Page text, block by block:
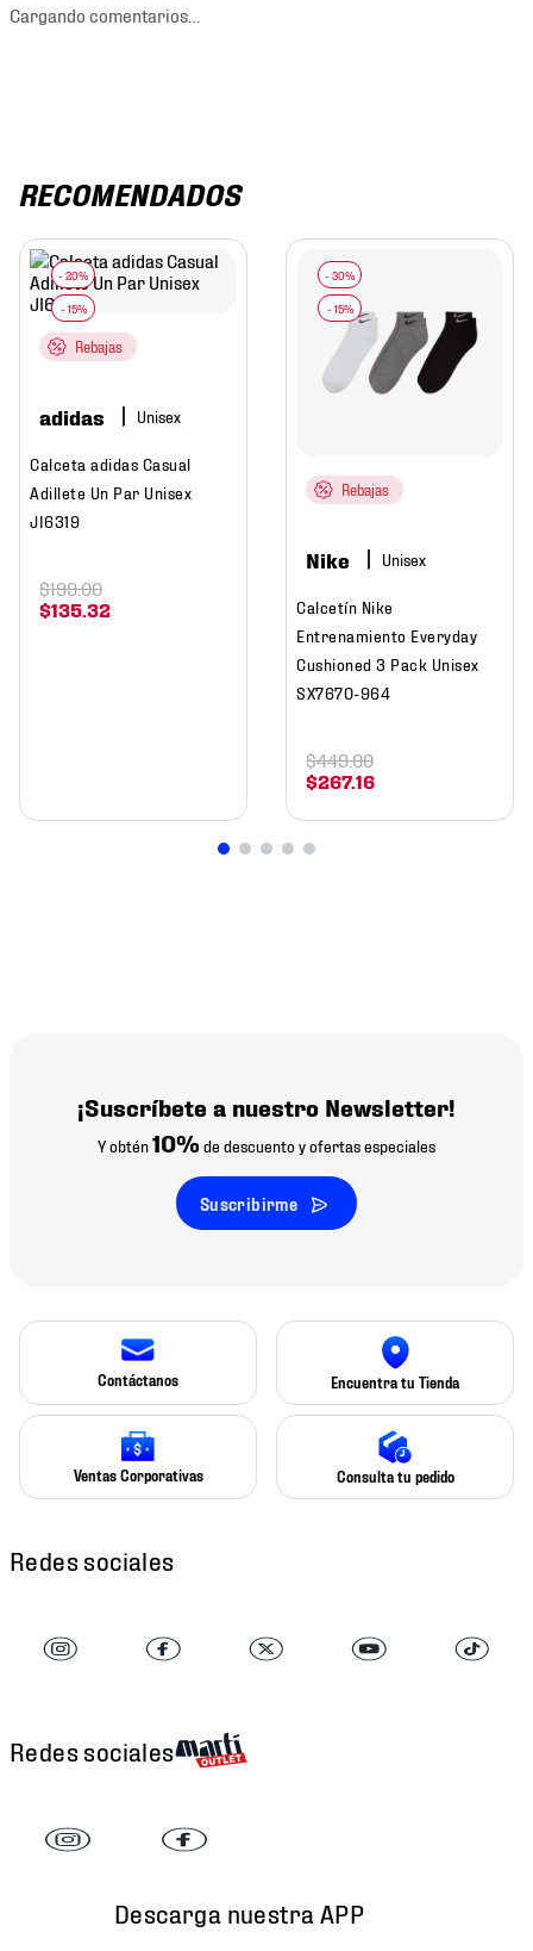
Cargando comentarios…
RECOMENDADOS
Rebajas
adidas
Calceta adidas Casual
Adillete Un Par Unisex
JI6319
$135 32
$199.00
Rebajas
Nike
Calcetín Nike
Entrenamiento Everyday
Cushioned 3 Pack Unisex
SX7670-964
$267.16
$449.00
¡Suscríbete a nuestro Newsletter!
Y obtén10% de descuento y ofertas especiales
Suscribirme
Contáctanos Encuentra tu Tienda
Ventas Corporativas Consulta tu pedido
Redes sociales
Redes sociales
Descarga nuestra APP